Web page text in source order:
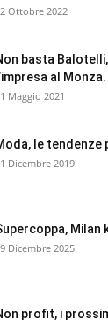
Ottobre 2022
basta
al Monza.
Maggio 2021
le tendenze
Dicembre 2019
Milan
Dicembre 2025
profit, i